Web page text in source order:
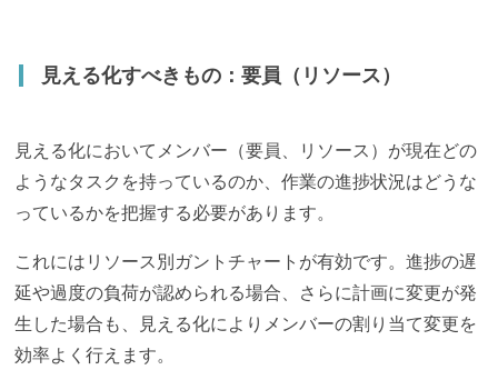
見える化すべきもの：要員（リソース）
見える化においてメンバー（要員、リソース）が現在どの
ようなタスクを持っているのか、作業の進捗状況はどうな
っているかを把握する必要があります。
これにはリソース別ガントチャートが有効です。進捗の遅
延や過度の負荷が認められる場合、さらに計画に変更が発
生した場合も、見える化によりメンバーの割り当て変更を
効率よく行えます。